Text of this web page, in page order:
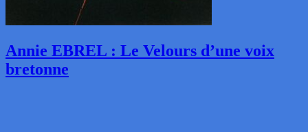
Annie EBREL : Le Velours d’une voix
bretonne